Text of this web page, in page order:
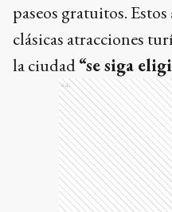
paseos gratuitos.
clásicas atracciones
la ciudad“se siga
Ads